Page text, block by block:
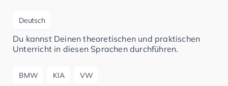
Deutsch
Du kannst Deinen theoretischen und praktischen
Unterricht in diesen Sprachen durchführen.
BMW KIA VW